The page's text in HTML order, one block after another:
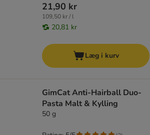
21,90 kr
109,50 kr / l
20,81 kr
Læg i kurv
GimCat Anti-Hairball Duo-
Pasta Malt & Kylling
50 g